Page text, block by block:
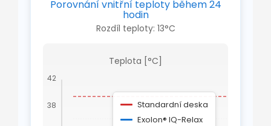
Porovnání vnitřní teploty během 24
hodin
Rozdíl teploty: 13°C
Teplota [°C]
42
38
Standardní deska
Exolon® IQ-Relax